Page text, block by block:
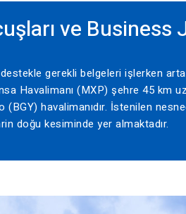
ve Business
gerekli belgeleri işlerken
Havalimanı (MXP) şehre 45 km
havalimanıdır. İstenilen
doğu kesiminde yer almaktadır.